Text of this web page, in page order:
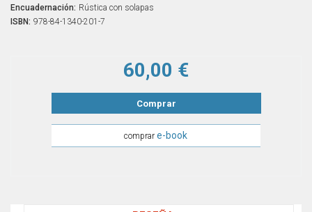
Encuadernación: Rústica con solapas
ISBN: 978-84-1340-201-7
60,00 €
Comprar
comprare-book